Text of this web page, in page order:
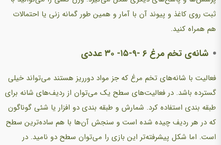
ثبت روی کاغذ و پیوند آن با آمار و همین طور گمانه زنی یا احتمالات
هم همراه کنید.
شانه‌ی تخم مرغ ۶ -۹-۱۵- ۳۰ عددی
فعالیت با شانه‌های تخم مرغ که جز مواد دورریز هستند می‌تواند خیلی
گسترده باشد. در فعالیت‌های سطح یک می‌توان از ردیف‌های شانه برای
طبقه بندی استفاده کرد. شمارش و طبقه بندی دو افزار یا شئی گوناگون
که در هر ردیف چیده شده است و سنجش آن‌ها با هم ساده‌ترین سطح
است. اما شکل پیشرفته‌تر این بازی را می‌توان سطح دو نامید. در